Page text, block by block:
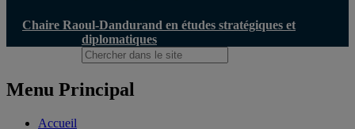
Chaire Raoul-Dandurand en études stratégiques et
diplomatiques
Menu Principal
Accueil